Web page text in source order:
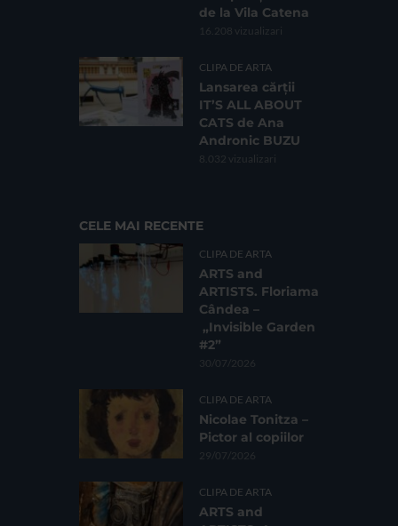
de la Vila Catena
16.208 vizualizari
CLIPA DE ARTA
Lansarea cărții
IT’S ALL ABOUT
CATS de Ana
Andronic BUZU
8.032 vizualizari
CELE MAI RECENTE
CLIPA DE ARTA
ARTS and
ARTISTS. Floriama
Cândea –
„Invisible Garden
#2”
30/07/2026
CLIPA DE ARTA
Nicolae Tonitza –
Pictor al copiilor
29/07/2026
CLIPA DE ARTA
ARTS and